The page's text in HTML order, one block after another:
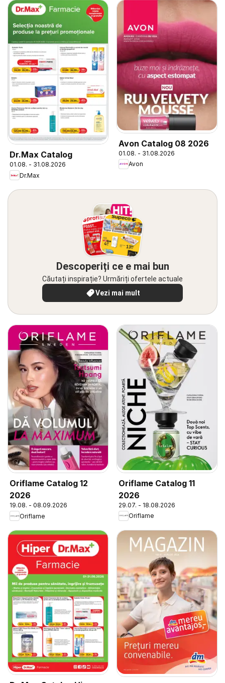
Dr.Max Catalog
01.08. - 31.08.2026
Dr.Max
Avon Catalog 08 2026
01.08. - 31.08.2026
Avon
Descoperiți ce e mai bun
Căutați inspirație? Urmăriți ofertele actuale
Vezi mai mult
Oriflame Catalog 12
2026
19.08. - 08.09.2026
Oriflame
Oriflame Catalog 11
2026
29.07. - 18.08.2026
Oriflame